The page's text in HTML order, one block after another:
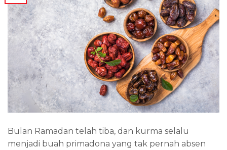
Bulan Ramadan telah tiba, dan kurma selalu
menjadi buah primadona yang tak pernah absen